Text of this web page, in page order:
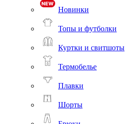
Новинки
Топы и футболки
Куртки и свитшоты
Термобелье
Плавки
Шорты